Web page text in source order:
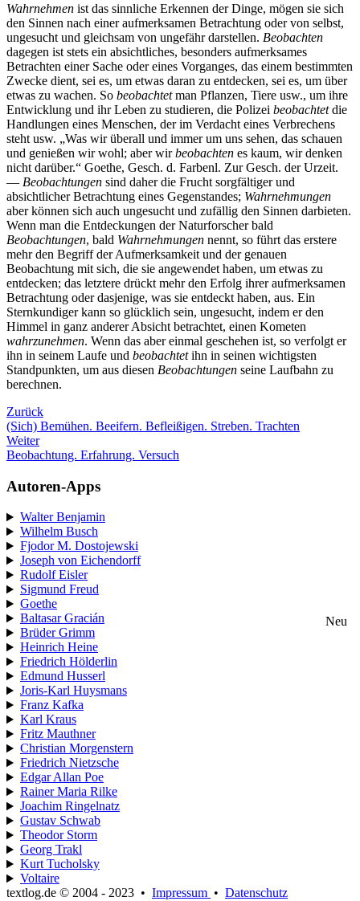
Wahrnehmen ist das sinnliche Erkennen der Dinge, mögen sie sich
den Sinnen nach einer aufmerksamen Betrachtung oder von selbst,
ungesucht und gleichsam von ungefähr darstellen. Beobachten
dagegen ist stets ein absichtliches, besonders aufmerksames
Betrachten einer Sache oder eines Vorganges, das einem bestimmten
Zwecke dient, sei es, um etwas daran zu entdecken, sei es, um über
etwas zu wachen. So beobachtetman Pflanzen, Tiere usw., um ihre
Entwicklung und ihr Leben zu studieren, die Polizei beobachtetdie
Handlungen eines Menschen, der im Verdacht eines Verbrechens
steht usw. „Was wir überall und immer um uns sehen, das schauen
und genießen wir wohl; aber wirbeobachten es kaum, wir denken
nicht darüber.“ Goethe, Gesch. d. Farbenl. Zur Gesch. der Urzeit.
— Beobachtungen sind daher die Frucht sorgfältiger und
absichtlicher Betrachtung eines Gegenstandes; Wahrnehmungen
aber können sich auch ungesucht und zufällig den Sinnen darbieten.
Wenn man die Entdeckungen der Naturforscher bald
Beobachtungen, bald Wahrnehmungen nennt, so führt das erstere
mehr den Begriff der Aufmerksamkeit und der genauen
Beobachtung mit sich, die sie angewendet haben, um etwas zu
entdecken; das letztere drückt mehr den Erfolg ihrer aufmerksamen
Betrachtung oder dasjenige, was sie entdeckt haben, aus. Ein
Sternkundiger kann so glücklich sein, ungesucht, indem er den
Himmel in ganz anderer Absicht betrachtet, einen Kometen
wahrzunehmen. Wenn das aber einmal geschehen ist, so verfolgt er
ihn in seinem Laufe und beobachtetihn in seinen wichtigsten
Standpunkten, um aus diesen Beobachtungen seine Laufbahn zu
berechnen.
Zurück
(Sich) Bemühen. Beeifern. Befleißigen. Streben. Trachten
Weiter
Beobachtung. Erfahrung. Versuch
Autoren-Apps
Walter Benjamin
Wilhelm Busch
Fjodor M. Dostojewski
Joseph von Eichendorff
Rudolf Eisler
Sigmund Freud
Goethe
Baltasar Gracián
Neu
Brüder Grimm
Heinrich Heine
Friedrich Hölderlin
Edmund Husserl
Joris-Karl Huysmans
Franz Kafka
Karl Kraus
Fritz Mauthner
Christian Morgenstern
Friedrich Nietzsche
Edgar Allan Poe
Rainer Maria Rilke
Joachim Ringelnatz
Gustav Schwab
Theodor Storm
Georg Trakl
Kurt Tucholsky
Voltaire
textlog.de © 2004 - 2023 • Impressum • Datenschutz